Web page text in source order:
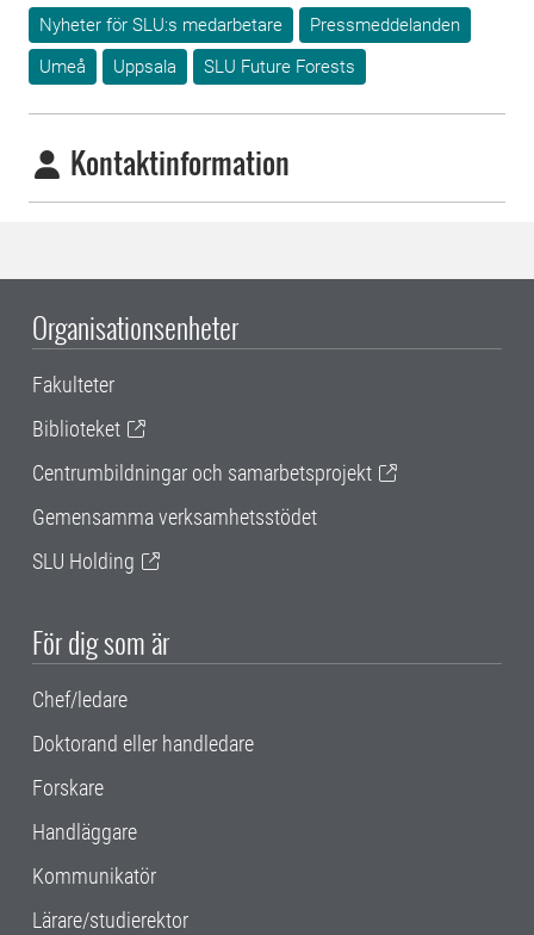
Nyheter för SLU:s medarbetare
Pressmeddelanden
Umeå
Uppsala SLU Future Forests
Kontaktinformation
Organisationsenheter
Fakulteter
Biblioteket
Centrumbildningar och samarbetsprojekt
Gemensamma verksamhetsstödet
SLU Holding
För dig som är
Chef/ledare
Doktorand eller handledare
Forskare
Handläggare
Kommunikatör
Lärare/studierektor